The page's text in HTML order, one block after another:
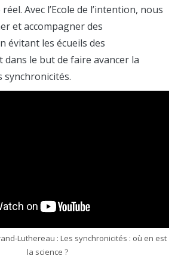
Avec l’Ecole de l’intention, nous
et accompagner des
évitant les écueils des
dans le but de faire avancer la
synchronicités.
Luthereau : Les synchronicités : où en est
la science ?